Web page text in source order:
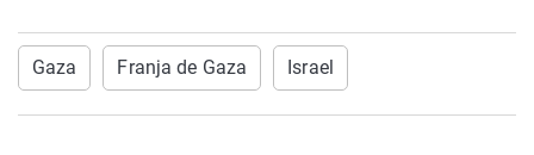
Gaza Franja de Gaza Israel